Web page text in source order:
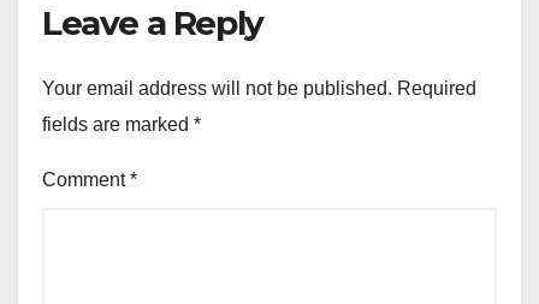
Leave a Reply
Your email address will not be published. Required
fields are marked *
Comment*